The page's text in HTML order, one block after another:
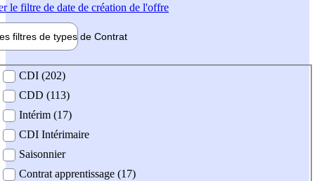
le filtre de date de création de l'offre
filtres de types de Contrat
contrat
CDI (202)
CDD (113)
Intérim (17)
CDI Intérimaire
Saisonnier
Contrat apprentissage (17)